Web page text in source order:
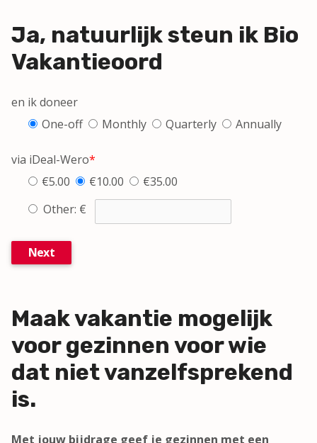
Ja, natuurlijk steun ik Bio
Vakantieoord
en ik doneer
One-off
Monthly Quarterly Annually
via iDeal-Wero*
€5.00
€10.00
€35.00
Other: €
Next
Maak vakantie mogelijk
voor gezinnen voor wie
dat niet vanzelfsprekend
is.
Met jouw bijdrage geef je gezinnen met een